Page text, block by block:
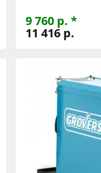
9 760 р. *
11 416 р.